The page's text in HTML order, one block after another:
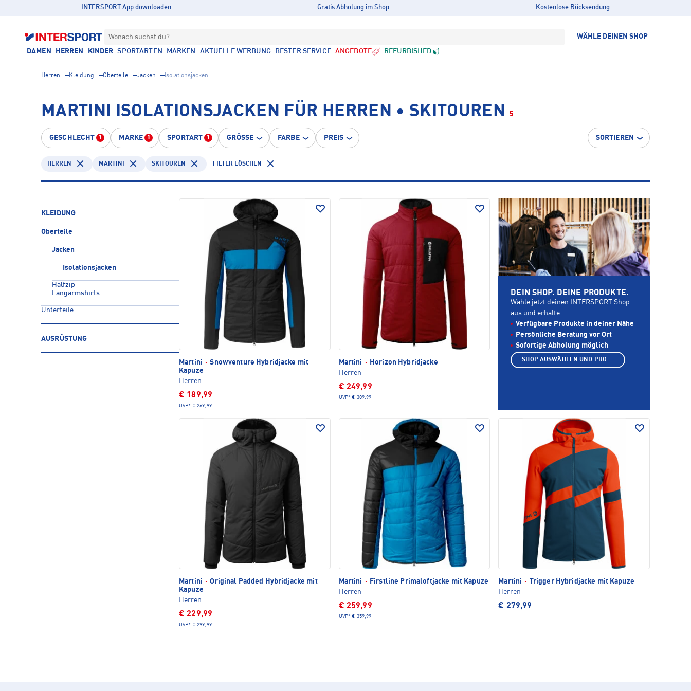
INTERSPORT App downloaden Gratis Abholung im Shop Kostenlose Rücksendung
Wonach suchst du? WÄHLE DEINEN SHOP
DAMEN HERREN KINDER SPORTARTEN MARKEN AKTUELLE WERBUNG BESTER SERVICE ANGEBOTE REFURBISHED
Herren Kleidung Oberteile Jacken Isolationsjacken
MARTINI ISOLATIONSJACKEN FÜR HERREN • SKITOUREN 5
GESCHLECHT 1 MARKE 1 SPORTART 1 GRÖSSE FARBE PREIS SORTIEREN
HERREN MARTINI SKITOUREN FILTER LÖSCHEN
KLEIDUNG
Oberteile
Jacken
Isolationsjacken
Halfzip
Langarmshirts
Unterteile
AUSRÜSTUNG
Martini · Snowventure Hybridjacke mit
Kapuze
Herren
€ 189,99
UVP* € 269,99
Martini ·
Horizon Hybridjacke
Herren
€ 249,99
UVP* € 309,99
Martini · Original Padded Hybridjacke mit
Kapuze
Herren
€ 229,99
UVP* € 299,99
Martini ·
Firstline Primaloftjacke mit Kapuze
Herren
€ 259,99
UVP* € 359,99
Martini · Trigger Hybridjacke mit Kapuze
Herren
€ 279,99
DEIN SHOP. DEINE PRODUKTE.
Wähle jetzt deinen INTERSPORT Shop
aus und erhalte:
Verfügbare Produkte in deiner Nähe
Persönliche Beratung vor Ort
Sofortige Abholung möglich
SHOP AUSWÄHLEN UND PRODUKTE ANZEIGEN